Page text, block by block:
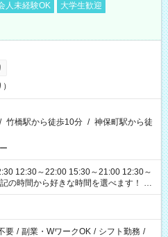
人未経験OK
大学生歓迎
/ 竹橋駅から徒歩10分 / 神保町駅から徒
12:30～22:00 15:30～21:00 12:30～
があります
要 / 副業・WワークOK / シフト勤務 /